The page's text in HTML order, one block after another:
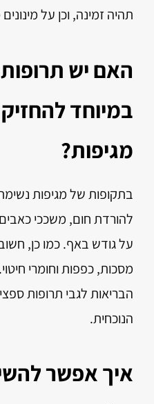
תהיה זמינה, וכן על
האם יש
במיוחד
מגיפות?
בתקופות של מגיפות
להורדת חום, משככי
על גודש באף. כמו כן,
מסכות, כפפות וחומרי
הבריאות לגבי תרופות
הנוכחית.
איך אפשר